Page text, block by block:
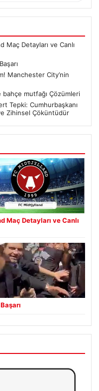
Maç Detayları ve Canlı
Manchester City’nin
bahçe mutfağı Çözümleri
Tepki: Cumhurbaşkanı
Zihinsel Çöküntüdür
Maç Detayları ve Canlı